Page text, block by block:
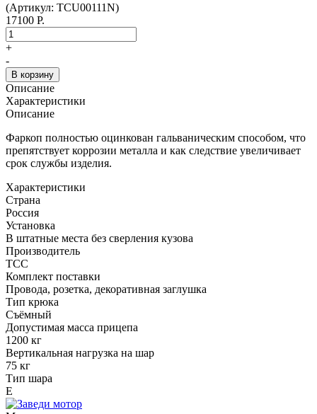
(Артикул: TCU00111N)
17100 Р.
+
-
В корзину
Описание
Характеристики
Описание
Фаркоп полностью оцинкован гальваническим способом, что
препятствует коррозии металла и как следствие увеличивает
срок службы изделия.
Характеристики
Страна
Россия
Установка
В штатные места без сверления кузова
Производитель
TCC
Комплект поставки
Провода, розетка, декоративная заглушка
Тип крюка
Съёмный
Допустимая масса прицепа
1200 кг
Вертикальная нагрузка на шар
75 кг
Тип шара
Е